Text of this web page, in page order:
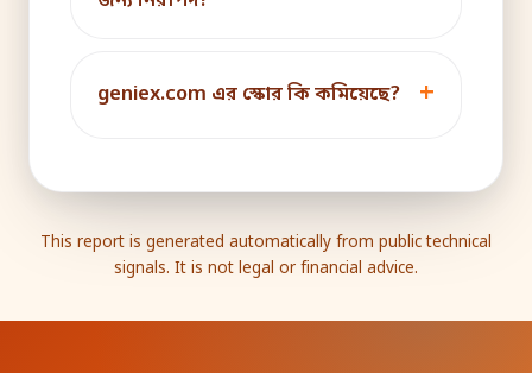
geniex.com এর স্কোর কি কমিয়েছে?
This report is generated automatically from public technical
signals. It is not legal or financial advice.